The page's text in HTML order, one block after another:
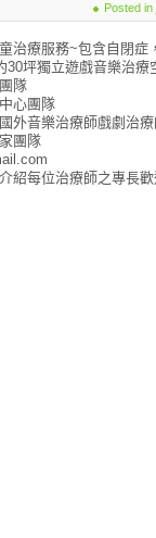
Posted in
治療服務~包含自閉症
坪獨立遊戲音樂治療
隊
心團隊
外音樂治療師戲劇治
團隊
紹每位治療師之專長